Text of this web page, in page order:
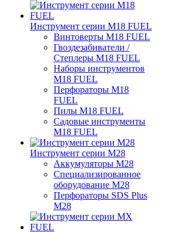
Инструмент серии M18 FUEL
Винтоверты M18 FUEL
Гвоздезабиватели /
Степлеры M18 FUEL
Наборы инструментов
M18 FUEL
Перфораторы M18
FUEL
Пилы M18 FUEL
Садовые инструменты
M18 FUEL
Инструмент серии M28
Аккумуляторы M28
Специализированное
оборудование M28
Перфораторы SDS Plus
M28